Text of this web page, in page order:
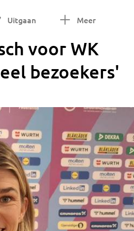
Uitgaan Meer
voor WK
bezoekers'